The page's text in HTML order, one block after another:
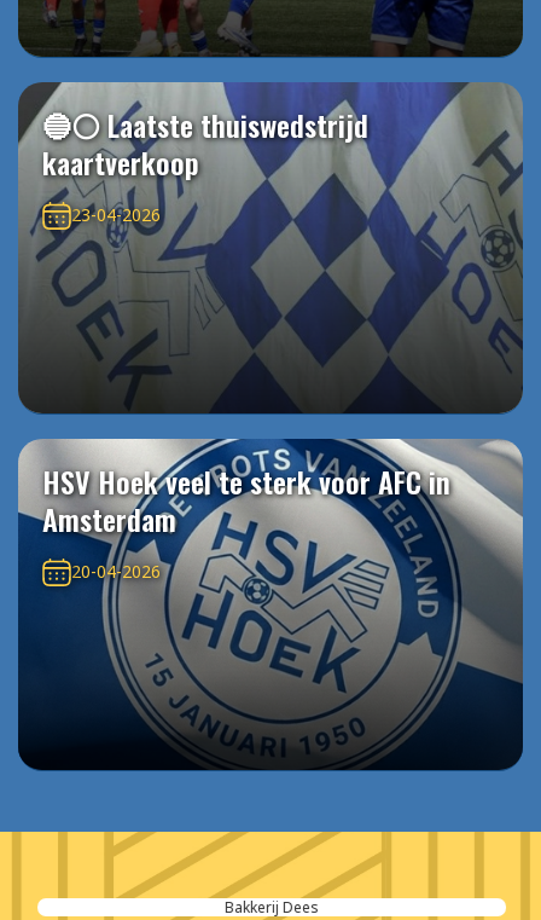
🔵⚪️ Laatste thuiswedstrijd
kaartverkoop
23-04-2026
HSV Hoek veel te sterk voor AFC in
Amsterdam
20-04-2026
Bakkerij Dees